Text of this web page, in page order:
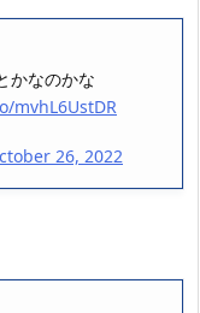
かなのかな
mvhL6UstDR
26, 2022